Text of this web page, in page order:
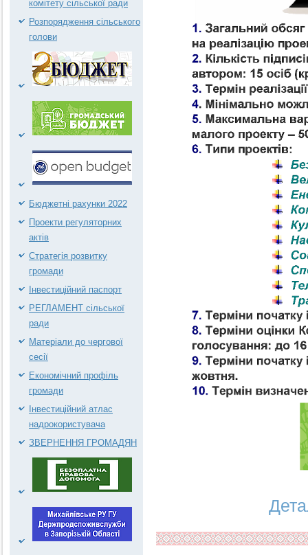
комітету сільської ради
Розпорядження сільського
голови
Бюджетні рахунки 2022
Проекти регуляторних
актів
Стратегія розвитку
громади
Інвестиційний паспорт
РЕГЛАМЕНТ сільської
ради
Матеріали до чергової
сесії
Економічний профіль
громади
Інвестиційний атлас
надрокористувача
ЗВЕРНЕННЯ ГРОМАДЯН